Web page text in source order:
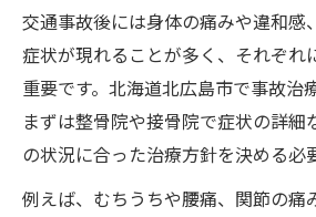
交通事故後には身体の痛みや違和感
症状が現れることが多く、それぞれ
重要です。北海道北広島市で事故治
まずは整骨院や接骨院で症状の詳細
の状況に合った治療方針を決める必
例えば、むちうちや腰痛、関節の痛